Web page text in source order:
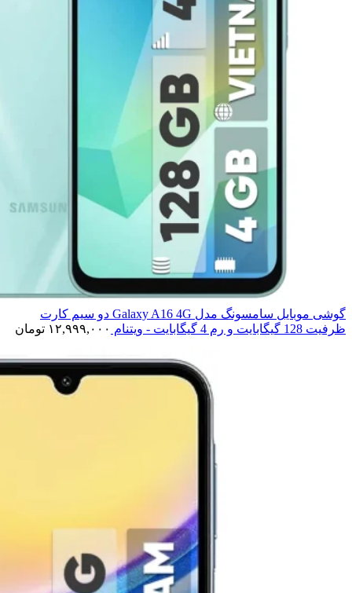
گوشی موبایل سامسونگ مدل Galaxy A16 4G دو سیم کارت
ظرفیت 128 گیگابایت و رم 4 گیگابایت - ویتنام
۱۲,۹۹۹,۰۰۰ تومان